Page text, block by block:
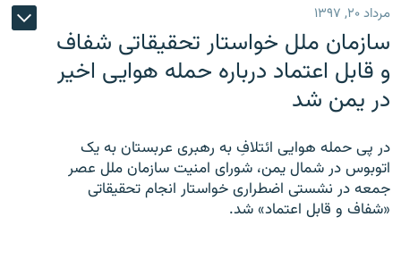
مرداد ۲۰, ۱۳۹۷
سازمان ملل خواستار تحقیقاتی شفاف
و قابل اعتماد درباره حمله هوایی اخیر
در یمن شد
در پی حمله هوایی ائتلافِ به رهبری عربستان به یک
اتوبوس در شمال یمن، شورای امنیت سازمان ملل عصر
جمعه در نشستی اضطراری خواستار انجام تحقیقاتی
«شفاف و قابل اعتماد» شد.